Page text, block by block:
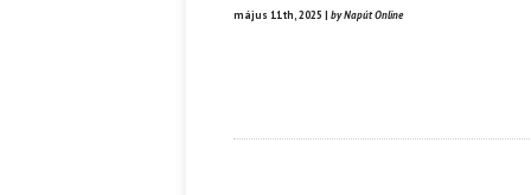
május 11th, 2025 | by Napút Online